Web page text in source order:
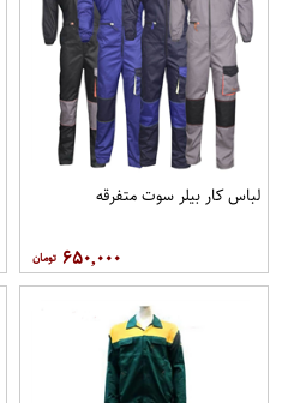
لباس کار بیلر سوت متفرقه
۶۵۰,۰۰۰